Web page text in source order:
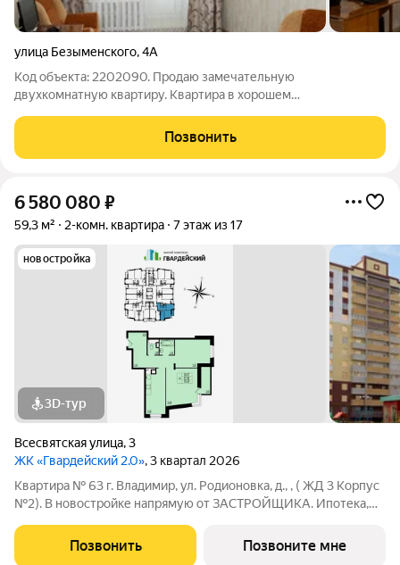
улица Безыменского,4А
Код объекта: 2202090. Продаю замечательную
двухкомнатную квартиру. Квартира в хорошем
ПВХ, лоджия из большой комнаты остеклена алюминиевым
профилем, установлены хорошие межкомнатные двери,
Позвонить
6 580 080 ₽
59,3 м² 2-комн. квартира 7 этаж из 17
новостройка
3D-тур
Всесвятская улица,3
ЖК «Гвардейский 2.0», 3 квартал 2026
Квартира № 63 г. Владимир, ул. Родионовка, д., , ( ЖД 3 Корпус
№2). В новостройке напрямую от ЗАСТРОЙЩИКА. Ипотека,
отделки, Отопление и горячее водоснабжение: В доме своя
крышная газовая
Позвонить Позвоните мне